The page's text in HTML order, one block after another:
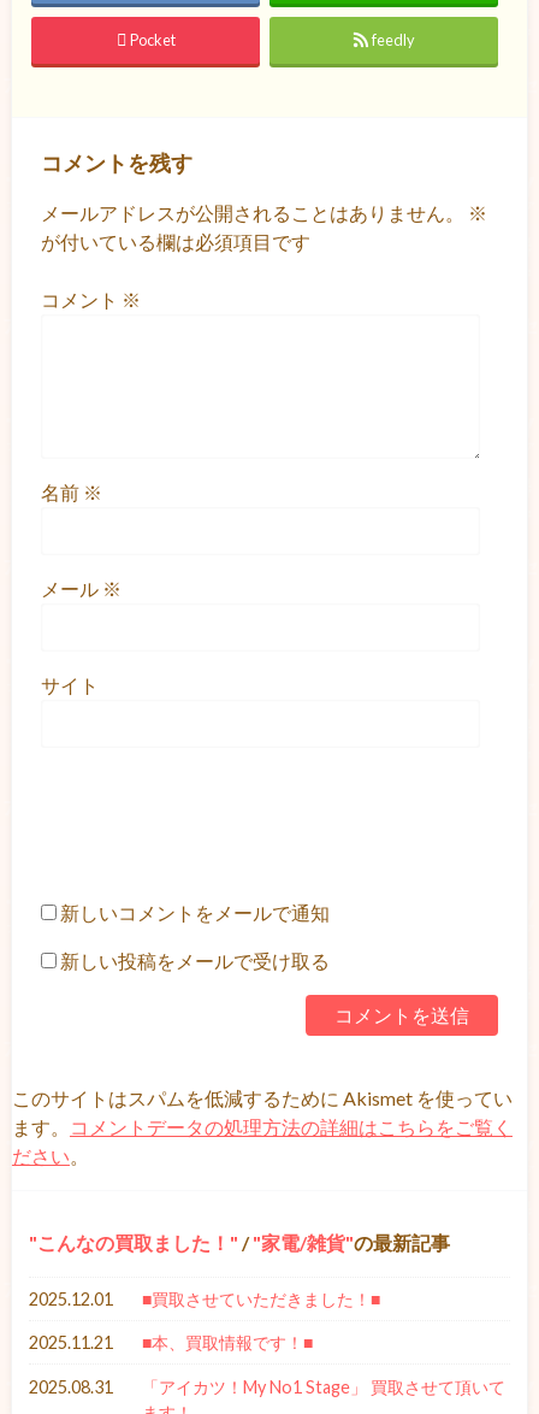
Pocket feedly
コメントを残す
メールアドレスが公開されることはありません。
※
が付いている欄は必須項目です
コメント ※
名前 ※
メール ※
サイト
新しいコメントをメールで通知
新しい投稿をメールで受け取る
このサイトはスパムを低減するために Akismet を使ってい
ます。
コメントデータの処理方法の詳細はこちらをご覧く
ださい。
こんなの買取ました！ / 家電/雑貨 の最新記事
2025.12.01 ■買取させていただきました！■
2025.11.21 ■本、買取情報です！■
2025.08.31
「アイカツ！My No1 Stage」 買取させて頂いて